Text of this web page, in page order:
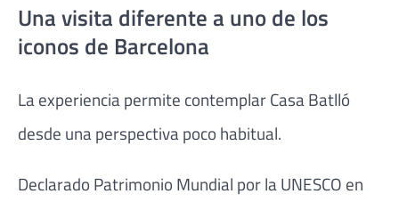
Una visita diferente a uno de los
iconos de Barcelona
La experiencia permite contemplar Casa Batlló
desde una perspectiva poco habitual.
Declarado Patrimonio Mundial por la UNESCO en